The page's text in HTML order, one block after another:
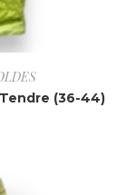
(36-44)